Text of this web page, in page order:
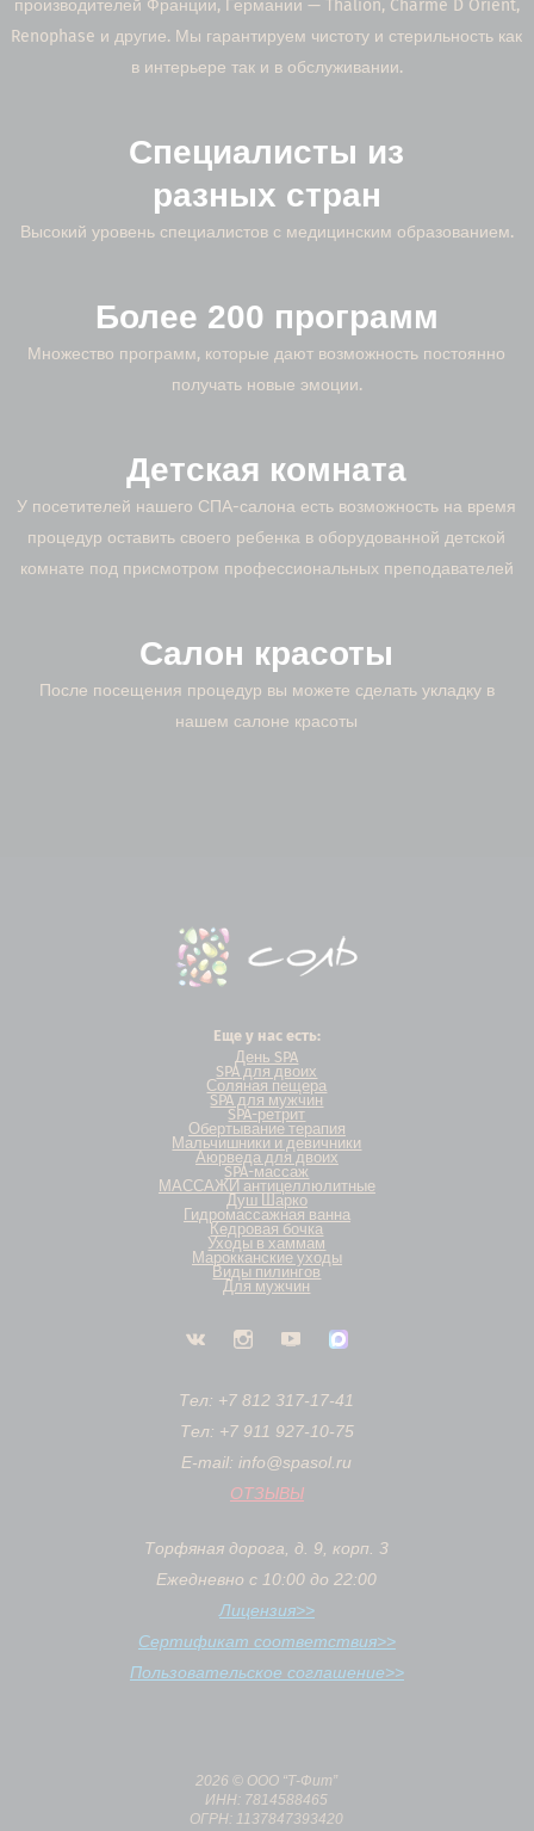
производителей Франции, Германии — Thalion, Charme D Orient,
Renophase и другие. Мы гарантируем чистоту и стерильность как
в интерьере так и в обслуживании.
Специалисты из
разных стран
Высокий уровень специалистов с медицинским образованием.
Более 200 программ
Множество программ, которые дают возможность постоянно
получать новые эмоции.
Детская комната
У посетителей нашего СПА-салона есть возможность на время
процедур оставить своего ребенка в оборудованной детской
комнате под присмотром профессиональных преподавателей
Салон красоты
После посещения процедур вы можете сделать укладку в
нашем салоне красоты
Еще у нас есть:
День SPA
SPA для двоих
Соляная пещера
SPA для мужчин
SPA-ретрит
Обертывание терапия
Мальчишники и девичники
Аюрведа для двоих
SPA-массаж
МАССАЖИ антицеллюлитные
Душ Шарко
Гидромассажная ванна
Кедровая бочка
Уходы в хаммам
Марокканские уходы
Виды пилингов
Для мужчин
Тел: +7 812 317-17-41
Тел: +7 911 927-10-75
E-mail: info@spasol.ru
ОТЗЫВЫ
Торфяная дорога, д. 9, корп. 3
Ежедневно с 10:00 до 22:00
Лицензия>>
Сертификат соответствия>>
Пользовательское соглашение>>
2026 © ООО “Т-Фит”
ИНН: 7814588465
ОГРН: 1137847393420